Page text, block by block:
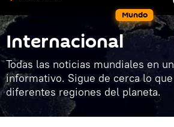
Mundo
Internacional
Todas las noticias mundiales en
informativo. Sigue de cerca lo que
diferentes regiones del planeta.